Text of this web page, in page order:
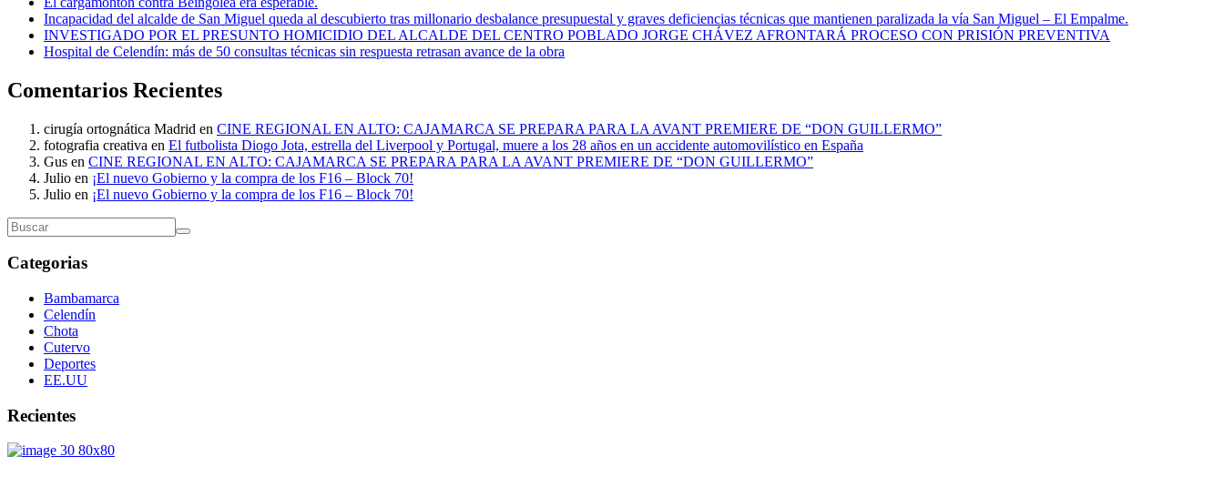
Incapacidad del alcalde de San Miguel queda al descubierto tras millonario desbalance presupuestal y graves deficiencias técnicas que mantienen paralizada la vía San Miguel – El Empalme.
INVESTIGADO POR EL PRESUNTO HOMICIDIO DEL ALCALDE DEL CENTRO POBLADO JORGE CHÁVEZ AFRONTARÁ PROCESO CON PRISIÓN PREVENTIVA
Hospital de Celendín: más de 50 consultas técnicas sin respuesta retrasan avance de la obra
Comentarios Recientes
cirugía ortognática Madrid en CINE REGIONAL EN ALTO: CAJAMARCA SE PREPARA PARA LA AVANT PREMIERE DE “DON GUILLERMO”
fotografia creativa en El futbolista Diogo Jota, estrella del Liverpool y Portugal, muere a los 28 años en un accidente automovilístico en España
Gus en CINE REGIONAL EN ALTO: CAJAMARCA SE PREPARA PARA LA AVANT PREMIERE DE “DON GUILLERMO”
Julio en ¡El nuevo Gobierno y la compra de los F16 – Block 70!
Julio en ¡El nuevo Gobierno y la compra de los F16 – Block 70!
Categorias
Bambamarca
Celendín
Chota
Cutervo
Deportes
EE.UU
Recientes